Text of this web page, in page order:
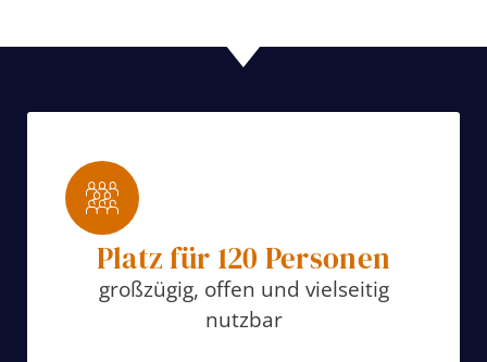
Platz für 120 Personen
großzügig, offen und vielseitig
nutzbar